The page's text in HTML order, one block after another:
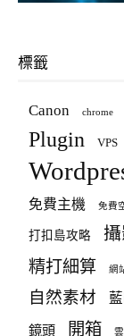
標籤
Canon chrome
Plugin VPS
免費主機 免費
打扣島攻略
精打細算 網
自然素材
鏡頭 開箱